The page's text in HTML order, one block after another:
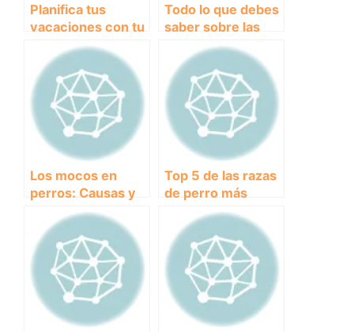
Planifica tus
vacaciones con tu
mascota: Los
mejores
apartamentos pet-
friendly
Todo lo que debes
saber sobre las
pastillas de
desparasitación
interna para
perros
Los mocos en
perros: Causas y
remedios caseros.
Top 5 de las razas
de perro más
grandes del
mundo